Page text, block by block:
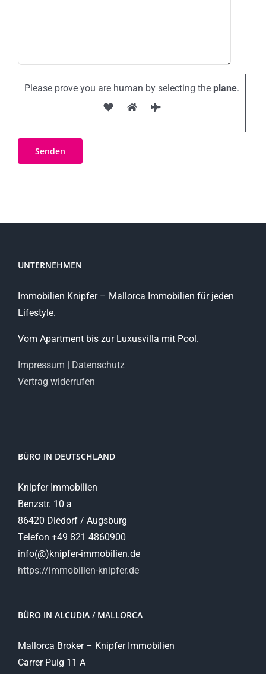
Please prove you are human by selecting the plane.
UNTERNEHMEN
Immobilien Knipfer – Mallorca Immobilien für jeden
Lifestyle.
Vom Apartment bis zur Luxusvilla mit Pool.
Impressum | Datenschutz
Vertrag widerrufen
BÜRO IN DEUTSCHLAND
Knipfer Immobilien
Benzstr. 10 a
86420 Diedorf / Augsburg
Telefon +49 821 4860900
info(@)knipfer-immobilien.de
https://immobilien-knipfer.de
BÜRO IN ALCUDIA / MALLORCA
Mallorca Broker – Knipfer Immobilien
Carrer Puig 11 A